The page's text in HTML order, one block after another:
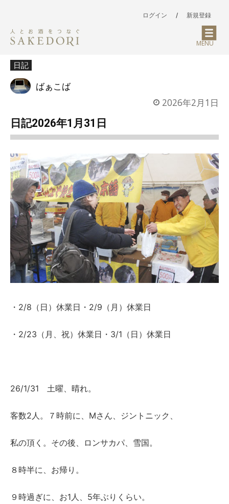
ログイン / 新規登録
MENU
日記
ばぁこば
2026年2月1日
日記2026年1月31日
・2/8（日）休業日・2/9（月）休業日
・2/23（月、祝）休業日・3/1（日）休業日
26/1/31 土曜、晴れ。
客数2人。７時前に、Mさん、ジントニック、
私の頂く。その後、ロンサカパ、雪国。
８時半に、お帰り。
９時過ぎに、お1人、5年ぶりくらい。